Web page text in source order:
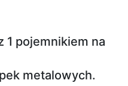
1 pojemnikiem na
metalowych.